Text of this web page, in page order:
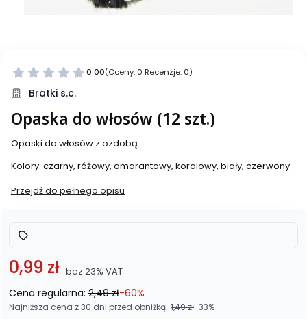
0.00(Oceny: 0 Recenzje: 0)
Bratki s.c.
Opaska do włosów (12 szt.)
Opaski do włosów z ozdobą
Kolory: czarny, różowy, amarantowy, koralowy, biały, czerwony.
Przejdź do pełnego opisu
0,99 zł bez 23% VAT
Cena regularna: 2,49 zł-60%
Najniższa cena z 30 dni przed obniżką: 1,49 zł-33%